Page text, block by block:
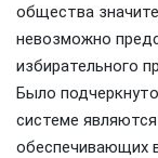
общества
невозможно
избирательного
Было
системе
обеспечивающих